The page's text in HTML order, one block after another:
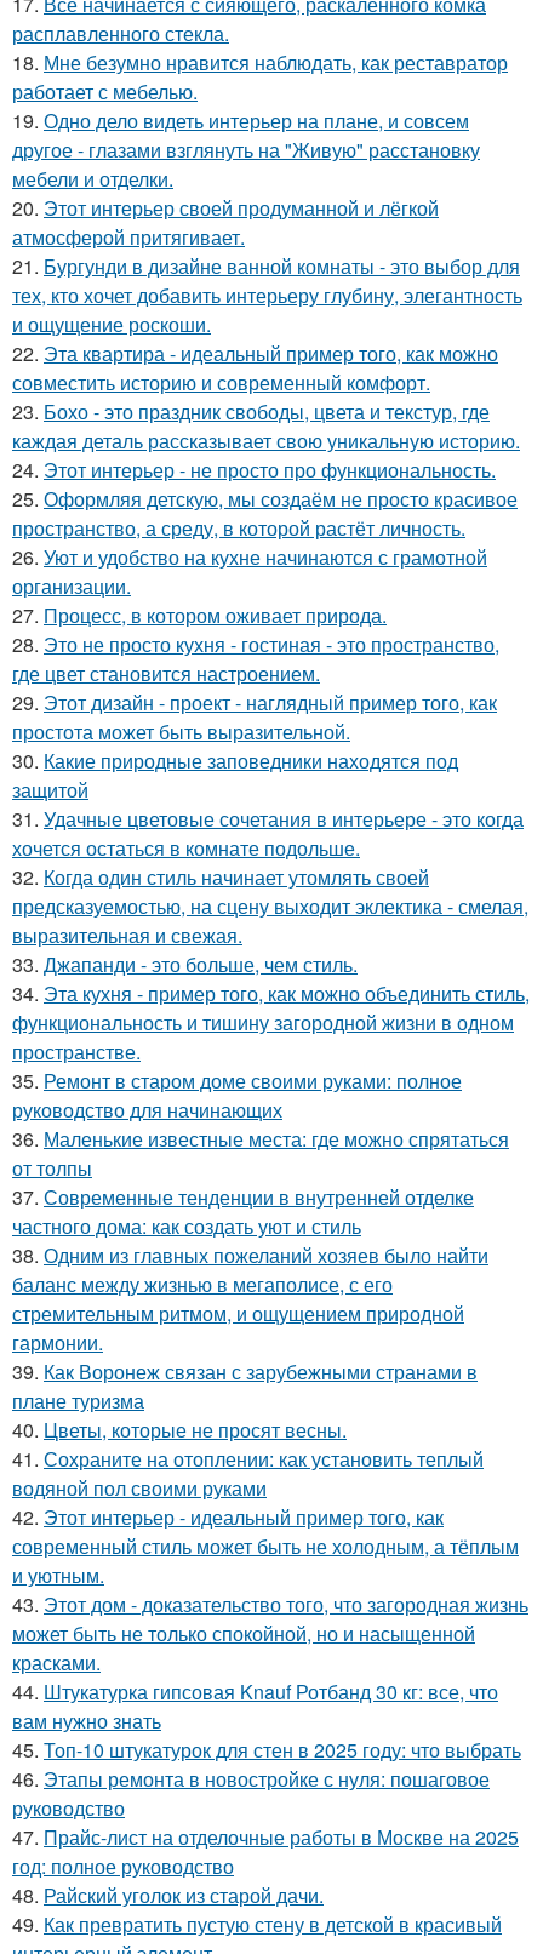
расплавленного стекла.
18. Мне безумно нравится наблюдать, как реставратор
работает с мебелью.
19. Одно дело видеть интерьер на плане, и совсем
другое - глазами взглянуть на "Живую" расстановку
мебели и отделки.
20. Этот интерьер своей продуманной и лёгкой
атмосферой притягивает.
21. Бургунди в дизайне ванной комнаты - это выбор для
тех, кто хочет добавить интерьеру глубину, элегантность
и ощущение роскоши.
22. Эта квартира - идеальный пример того, как можно
совместить историю и современный комфорт.
23. Бохо - это праздник свободы, цвета и текстур, где
каждая деталь рассказывает свою уникальную историю.
24. Этот интерьер - не просто про функциональность.
25. Оформляя детскую, мы создаём не просто красивое
пространство, а среду, в которой растёт личность.
26. Уют и удобство на кухне начинаются с грамотной
организации.
27. Процесс, в котором оживает природа.
28. Это не просто кухня - гостиная - это пространство,
где цвет становится настроением.
29. Этот дизайн - проект - наглядный пример того, как
простота может быть выразительной.
30. Какие природные заповедники находятся под
защитой
31. Удачные цветовые сочетания в интерьере - это когда
хочется остаться в комнате подольше.
32. Когда один стиль начинает утомлять своей
предсказуемостью, на сцену выходит эклектика - смелая,
выразительная и свежая.
33. Джапанди - это больше, чем стиль.
34. Эта кухня - пример того, как можно объединить стиль,
функциональность и тишину загородной жизни в одном
пространстве.
35. Ремонт в старом доме своими руками: полное
руководство для начинающих
36. Маленькие известные места: где можно спрятаться
от толпы
37. Современные тенденции в внутренней отделке
частного дома: как создать уют и стиль
38. Одним из главных пожеланий хозяев было найти
баланс между жизнью в мегаполисе, с его
стремительным ритмом, и ощущением природной
гармонии.
39. Как Воронеж связан с зарубежными странами в
плане туризма
40. Цветы, которые не просят весны.
41. Сохраните на отоплении: как установить теплый
водяной пол своими руками
42. Этот интерьер - идеальный пример того, как
современный стиль может быть не холодным, а тёплым
и уютным.
43. Этот дом - доказательство того, что загородная жизнь
может быть не только спокойной, но и насыщенной
красками.
44. Штукатурка гипсовая Knauf Ротбанд 30 кг: все, что
вам нужно знать
45. Топ-10 штукатурок для стен в 2025 году: что выбрать
46. Этапы ремонта в новостройке с нуля: пошаговое
руководство
47. Прайс-лист на отделочные работы в Москве на 2025
год: полное руководство
48. Райский уголок из старой дачи.
49. Как превратить пустую стену в детской в красивый